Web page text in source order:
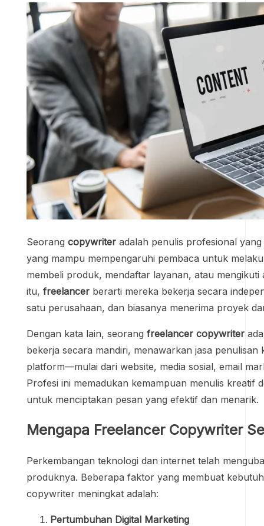
Seorang copywriter adalah penulis profesional
yang mampu mempengaruhi pembaca untuk
membeli produk, mendaftar layanan, atau mengikuti
itu, freelancer berarti mereka bekerja secara
satu perusahaan, dan biasanya menerima proyek
Dengan kata lain, seorang freelancer copywriter
bekerja secara mandiri, menawarkan jasa
platform—mulai dari website, media sosial, email
Profesi ini memadukan kemampuan menulis kreatif
untuk menciptakan pesan yang efektif dan menarik.
Mengapa Freelancer Copywriter
Perkembangan teknologi dan internet telah
produknya. Beberapa faktor yang membuat
copywriter meningkat adalah:
Pertumbuhan Digital Marketing